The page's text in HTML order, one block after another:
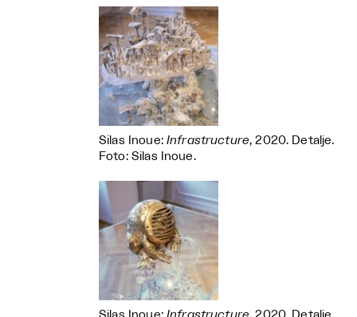
Silas Inoue: Infrastructure, 2020. Detalje.
Foto: Silas Inoue.